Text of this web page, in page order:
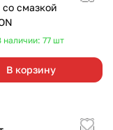
со смазкой
наличии: 77 шт
В корзину